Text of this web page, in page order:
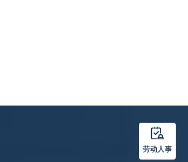

劳动人事